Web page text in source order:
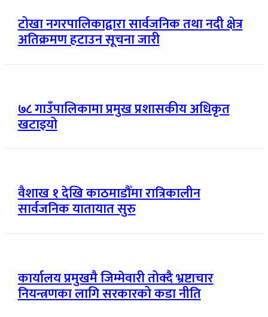
टोखा नगरपालिकाद्वारा सार्वजनिक तथा नदी क्षेत्र
अतिक्रमण हटाउन सूचना जारी
७८ गाउँपालिकामा प्रमुख प्रशासकीय अधिकृत
खटाइयो
वैशाख १ देखि काठमाडौँमा रात्रिकालीन
सार्वजनिक यातायात सुरु
कार्यालय प्रमुखमै जिम्मेवारी तोक्दै भ्रष्टाचार
नियन्त्रणका लागि सरकारको कडा नीति